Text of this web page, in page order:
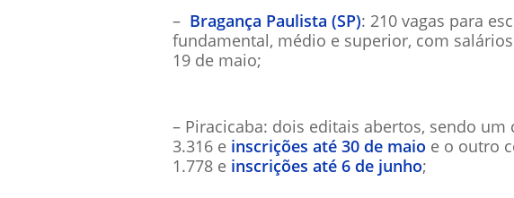
– Bragança Paulista (SP): 210 vagas para
fundamental, médio e superior, com
19 de maio;
– Piracicaba: dois editais abertos, sendo um
3.316 e inscrições até 30 de maio e o outro
1.778 e inscrições até 6 de junho;